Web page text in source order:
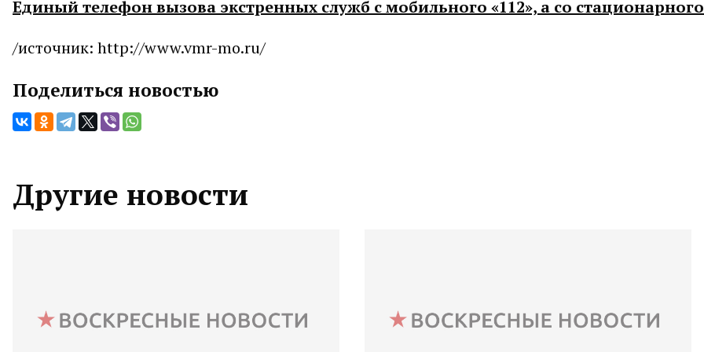
Единый телефон вызова экстренных служб с мобильного «112», а со стационарного
/источник: http://www.vmr-mo.ru/
Поделиться новостью
Другие новости